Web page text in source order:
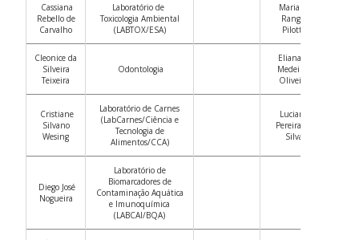
Cassiana
Rebello de
Carvalho
Laboratório de
Toxicologia Ambiental
(LABTOX/ESA)
Mariana
Rangel
Pilotto
Cleonice da
Silveira
Teixeira
Odontologia
Eliana de
Medeiros
Oliveira
Cristiane
Silvano
Wesing
Laboratório de Carnes
(LabCarnes/Ciência e
Tecnologia de
Alimentos/CCA)
Luciana
Pereira da
Silva
Diego José
Nogueira
Laboratório de
Biomarcadores de
Contaminação Aquática
e Imunoquímica
(LABCAI/BQA)